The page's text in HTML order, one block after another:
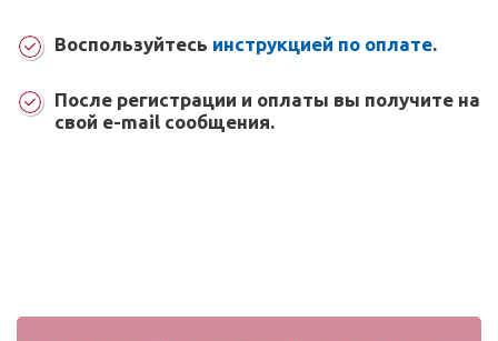
Воспользуйтесь инструкцией по оплате.
После регистрации и оплаты вы получите на
свой e-mail сообщения.